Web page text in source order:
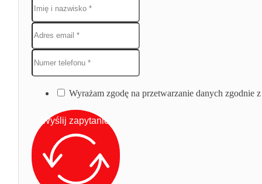
Wyrażam zgodę na przetwarzanie danych zgodnie
Wyślij zapytanie